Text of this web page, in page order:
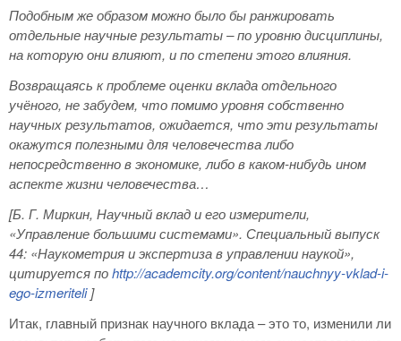
Подобным же образом можно было бы ранжировать
отдельные научные результаты – по уровню дисциплины,
на которую они влияют, и по степени этого влияния.
Возвращаясь к проблеме оценки вклада отдельного
учёного, не забудем, что помимо уровня собственно
научных результатов, ожидается, что эти результаты
окажутся полезными для человечества либо
непосредственно в экономике, либо в каком-нибудь ином
аспекте жизни человечества…
[Б. Г. Миркин, Научный вклад и его измерители,
«Управление большими системами». Специальный выпуск
44: «Наукометрия и экспертиза в управлении наукой»,
цитируется поhttp://academcity.org/content/nauchnyy-vklad-i-
ego-izmeriteli]
Итак, главный признак научного вклада – это то, изменили ли